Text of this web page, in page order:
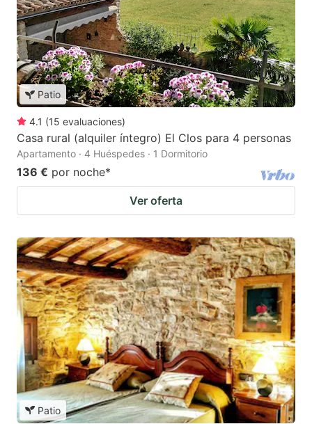
Patio
4.1 (15 evaluaciones)
Casa rural (alquiler íntegro) El Clos para 4 personas
Apartamento · 4 Huéspedes · 1 Dormitorio
136 € por noche*
Ver oferta
Patio